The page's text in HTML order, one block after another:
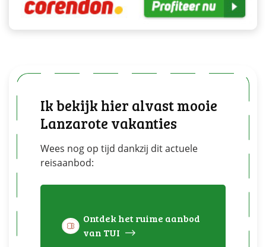
Ik bekijk hier alvast mooie
Lanzarote vakanties
Wees nog op tijd dankzij dit actuele
reisaanbod:
Ontdek het ruime aanbod
van TUI